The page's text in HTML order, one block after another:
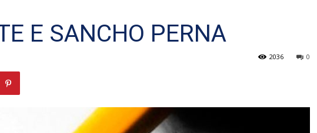
E SANCHO PERNA
0
2036